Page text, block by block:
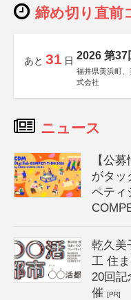
締め切り直前
あと 31 日 2026 第37
福井県美浜町
式会社
ニュース
【公
がタッ
ペティ
乾久美
工 住
20回記
催[PR]